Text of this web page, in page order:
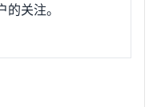
关注。